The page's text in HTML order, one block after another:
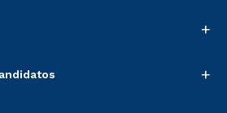
+
+